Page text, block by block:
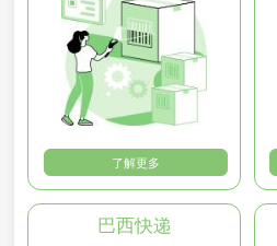
了解更多
巴西快递